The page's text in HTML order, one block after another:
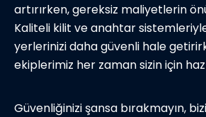
artırırken, gereksiz maliyetlerin
Kaliteli kilit ve anahtar
yerlerinizi daha güvenli hale
ekiplerimiz her zaman sizin için
Güvenliğinizi şansa bırakmayın,